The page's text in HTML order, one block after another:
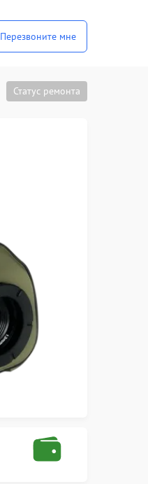
Перезвоните мне
Статус ремонта